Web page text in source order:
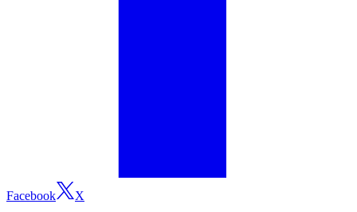
Facebook X